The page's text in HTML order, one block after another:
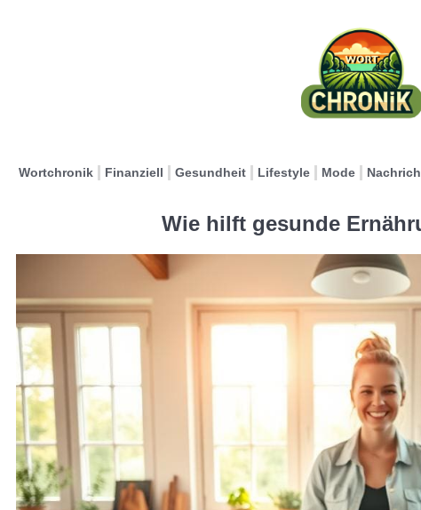
Wortchronik Finanziell Gesundheit Lifestyle Mode
Wie hilft gesunde